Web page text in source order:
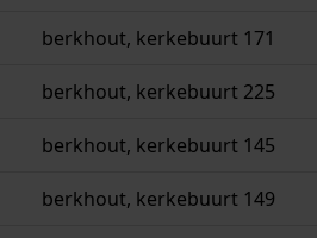
berkhout, kerkebuurt 171
berkhout, kerkebuurt 225
berkhout, kerkebuurt 145
berkhout, kerkebuurt 149